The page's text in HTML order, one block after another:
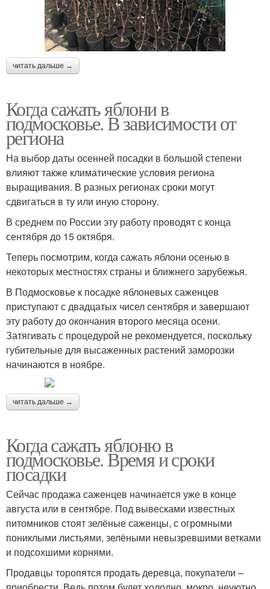
читать дальше →
Когда сажать яблони в
подмосковье. В зависимости от
региона
На выбор даты осенней посадки в большой степени
влияют также климатические условия региона
выращивания. В разных регионах сроки могут
сдвигаться в ту или иную сторону.
В среднем по России эту работу проводят с конца
сентября до 15 октября.
Теперь посмотрим, когда сажать яблони осенью в
некоторых местностях страны и ближнего зарубежья.
В Подмосковье к посадке яблоневых саженцев
приступают с двадцатых чисел сентября и завершают
эту работу до окончания второго месяца осени.
Затягивать с процедурой не рекомендуется, поскольку
губительные для высаженных растений заморозки
начинаются в ноябре.
читать дальше →
Когда сажать яблоню в
подмосковье. Время и сроки
посадки
Сейчас продажа саженцев начинается уже в конце
августа или в сентябре. Под вывесками известных
питомников стоят зелёные саженцы, с огромными
пониклыми листьями, зелёными невызревшими ветками
и подсохшими корнями.
Продавцы торопятся продать деревца, покупатели –